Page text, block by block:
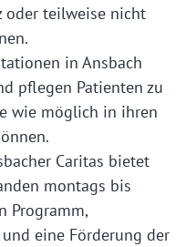
oder teilweise nicht
in Ansbach
pflegen Patienten zu
wie möglich in ihren
Caritas bietet
montags bis
Programm,
eine Förderung der